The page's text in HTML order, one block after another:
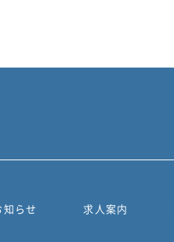
知らせ 求人案内